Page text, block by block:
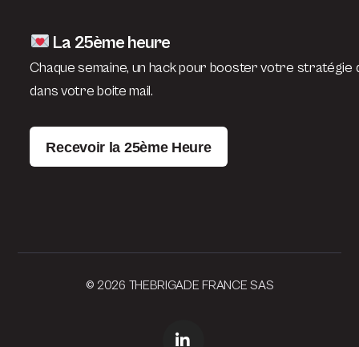
La 25ème heure
Chaque semaine, un hack pour booster votre stratégie
dans votre boite mail.
Recevoir la 25ème Heure
© 2026 THEBRIGADE FRANCE SAS